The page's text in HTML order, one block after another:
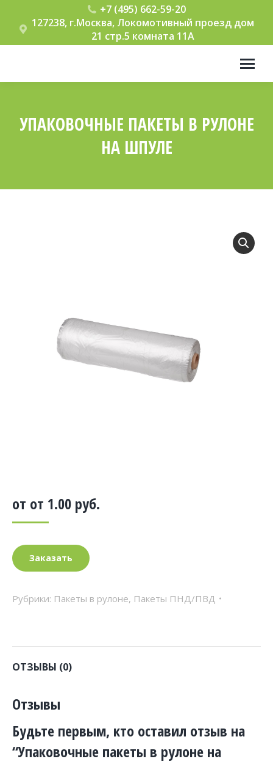
+7 (495) 662-59-20
127238, г.Москва, Локомотивный проезд дом
21 стр.5 комната 11А
УПАКОВОЧНЫЕ ПАКЕТЫ В РУЛОНЕ
НА ШПУЛЕ
от от 1.00 руб.
Заказать
Рубрики: Пакеты в рулоне, Пакеты ПНД/ПВД
ОТЗЫВЫ (0)
Отзывы
Будьте первым, кто оставил отзыв на
“Упаковочные пакеты в рулоне на